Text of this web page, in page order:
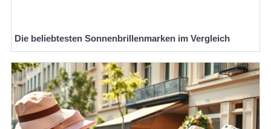
Die beliebtesten Sonnenbrillenmarken im Vergleich